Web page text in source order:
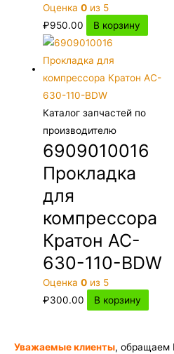
Оценка0 из 5
₽950.00 В корзину
Каталог запчастей по
производителю
6909010016
Прокладка
для
компрессора
Кратон AC-
630-110-BDW
Оценка0 из 5
₽300.00 В корзину
Уважаемые клиенты, обращаем